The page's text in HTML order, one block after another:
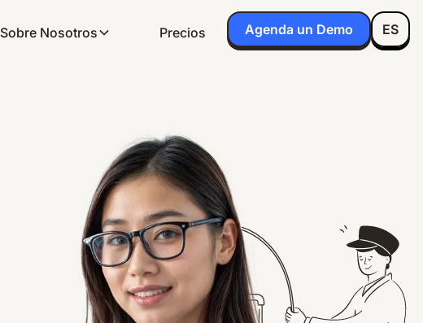
Sobre Nosotros Precios Agenda un Demo ES